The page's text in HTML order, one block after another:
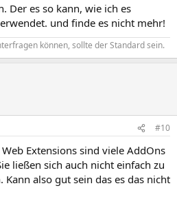
Der es so kann, wie ich es
und finde es nicht mehr!
können, sollte der Standard sein.
#10
Extensions sind viele AddOns
ließen sich auch nicht einfach zu
also gut sein das es das nicht